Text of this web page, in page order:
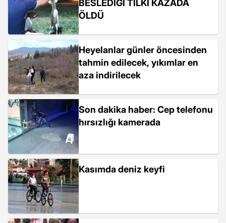
BESLEDİĞİ TİLKİ KAZADA
ÖLDÜ
Heyelanlar günler öncesinden
tahmin edilecek, yıkımlar en
aza indirilecek
Son dakika haber: Cep telefonu
hırsızlığı kamerada
Kasımda deniz keyfi